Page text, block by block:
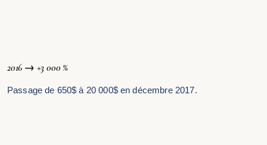
2016 → +3 000 %
Passage de 650$ à 20 000$ en décembre 2017.